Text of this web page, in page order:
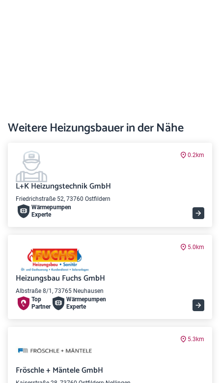
Weitere Heizungsbauer in der Nähe
0.2km
L+K Heizungstechnik GmbH
Friedrichstraße 52, 73760 Ostfildern
Wärme­pumpen
Experte
5.0km
Heizungsbau Fuchs GmbH
Albstraße 8/1, 73765 Neuhausen
Top
Partner
Wärme­pumpen
Experte
5.3km
Fröschle + Mäntele GmbH